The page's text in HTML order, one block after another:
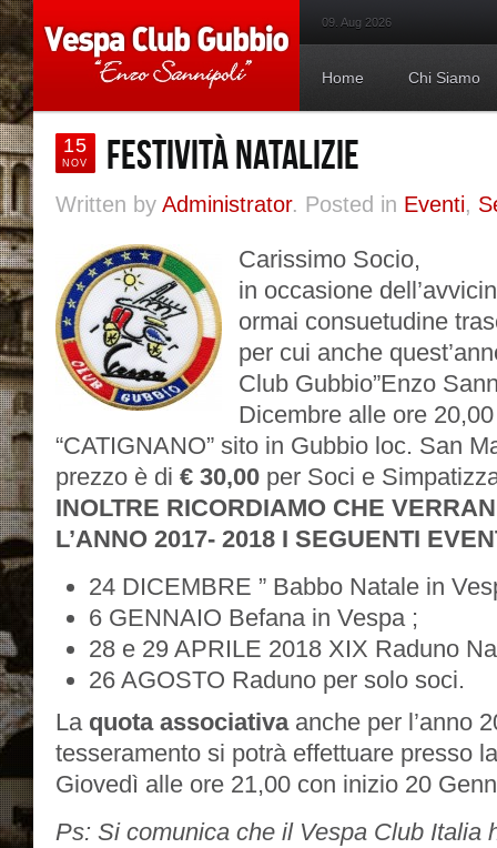
09. Aug 2026
Home Chi Siamo
15
NOV FESTIVITÀ NATALIZIE
Written by Administrator. Posted in Eventi,
Carissimo Socio,
in occasione
ormai consuetudine
per cui anche
Club Gubbio”Enzo
Dicembre alle ore
“CATIGNANO” sito in Gubbio loc. San
prezzo è di € 30,00 per Soci e
INOLTRE RICORDIAMO CHE
L’ANNO 2017- 2018 I SEGUENTI
24 DICEMBRE ” Babbo Natale in
6 GENNAIO Befana in Vespa ;
28 e 29 APRILE 2018 XIX Raduno
26 AGOSTO Raduno per solo soci.
La quota associativaanche per l’anno
tesseramento si potrà effettuare presso
Giovedì alle ore 21,00 con inizio 20
Ps: Si comunica che il Vespa Club Italia